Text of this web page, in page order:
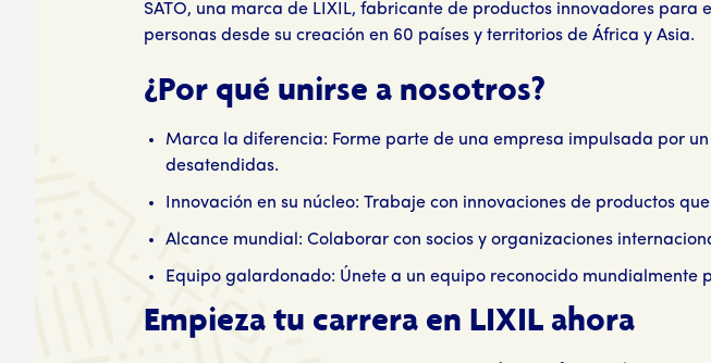
SATO, una marca de LIXIL, fabricante de productos innovadores
personas desde su creación en 60 países y territorios de África y Asia.
¿Por qué unirse a nosotros?
Marca la diferencia: Forme parte de una empresa impulsada por
desatendidas.
Innovación en su núcleo: Trabaje con innovaciones de productos
Alcance mundial: Colaborar con socios y organizaciones
Equipo galardonado: Únete a un equipo reconocido mundialmente
Empieza tu carrera en LIXIL ahora